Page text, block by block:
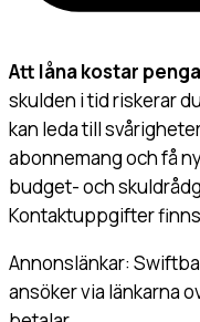
Att låna kostar
skulden i tid riskerar
kan leda till
abonnemang och få
budget- och
Kontaktuppgifter
Annonslänkar:
ansöker via länkarna